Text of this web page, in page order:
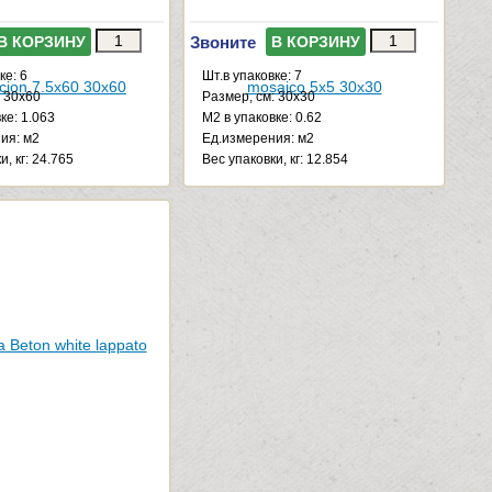
КОРЗИНУ
6
30x60
1.063
м2
кг: 24.765
Звоните В КОРЗИНУ
Шт.в упаковке: 7
Размер, см: 30x30
М2 в упаковке: 0.62
Ед.измерения: м2
Веc упаковки, кг: 12.854